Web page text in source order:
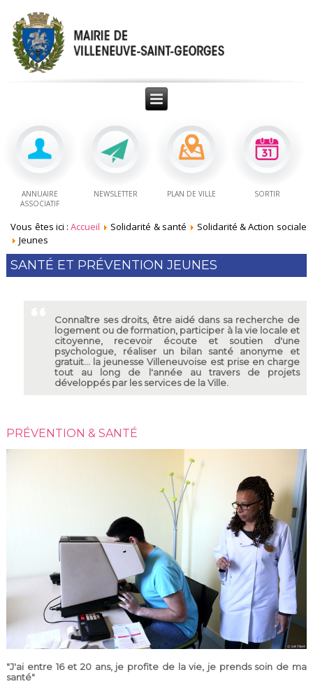
ANNUAIRE
ASSOCIATIF
NEWSLETTER PLAN DE VILLE SORTIR
Vous êtes ici :Accueil Solidarité & santé
Solidarité & Action sociale
Jeunes
SANTÉ ET PRÉVENTION JEUNES
Connaître ses droits, être aidé dans sa recherche de
logement ou de formation, participer à la vie locale et
citoyenne, recevoir écoute et soutien d'une
psychologue, réaliser un bilan santé anonyme et
gratuit... la jeunesse Villeneuvoise est prise en charge
tout au long de l'année au travers de projets
développés par les services de la Ville.
PRÉVENTION & SANTÉ
"J'ai entre 16 et 20 ans, je profite de la vie, je prends soin de ma
santé"